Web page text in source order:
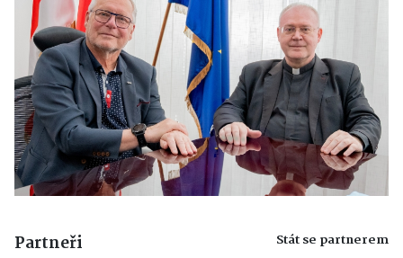
Partneři Stát se partnerem